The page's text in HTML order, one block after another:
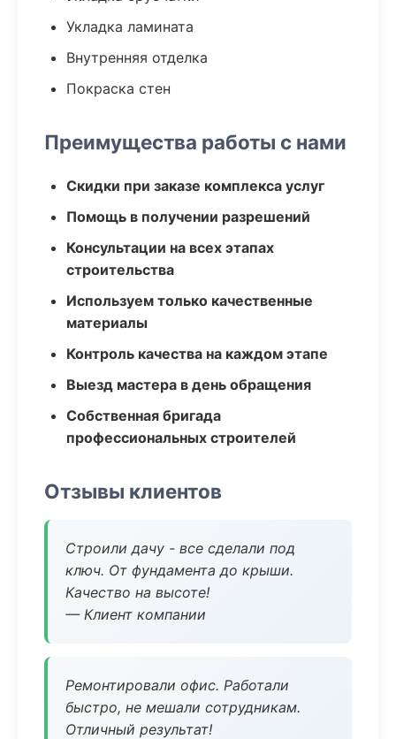
Укладка ламината
Внутренняя отделка
Покраска стен
Преимущества работы с нами
Скидки при заказе комплекса услуг
Помощь в получении разрешений
Консультации на всех этапах
строительства
Используем только качественные
материалы
Контроль качества на каждом этапе
Выезд мастера в день обращения
Собственная бригада
профессиональных строителей
Отзывы клиентов
Строили дачу - все сделали под
ключ. От фундамента до крыши.
Качество на высоте!
— Клиент компании
Ремонтировали офис. Работали
быстро, не мешали сотрудникам.
Отличный результат!